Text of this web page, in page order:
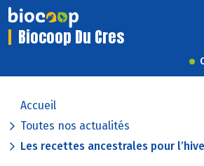
Biocoop Du Cres
Accueil
Toutes nos actualités
Les recettes ancestrales pour